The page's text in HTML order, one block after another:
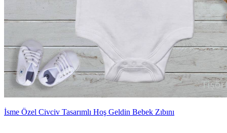
İsme Özel Civciv Tasarımlı Hoş Geldin Bebek Zıbını